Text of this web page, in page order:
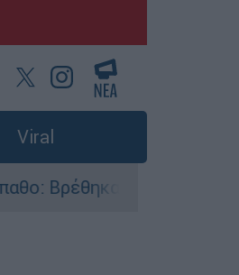
Viral
παλιά πυρομαχικά στο